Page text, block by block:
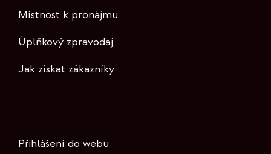
Místnost k pronájmu
Úplňkový zpravodaj
Jak získat zákazníky
Přihlášení do webu